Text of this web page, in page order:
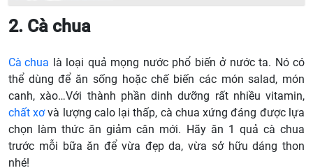
2. Cà chua
Cà chua là loại quả mọng nước phổ biến ở nước ta. Nó có
thể dùng để ăn sống hoặc chế biến các món salad, món
canh, xào…Với thành phần dinh dưỡng rất nhiều vitamin,
chất xơvà lượng calo lại thấp, cà chua xứng đáng được lựa
chọn làm thức ăn giảm cân mới. Hãy ăn 1 quả cà chua
trước mỗi bữa ăn để vừa đẹp da, vừa sở hữu dáng thon
nhé!